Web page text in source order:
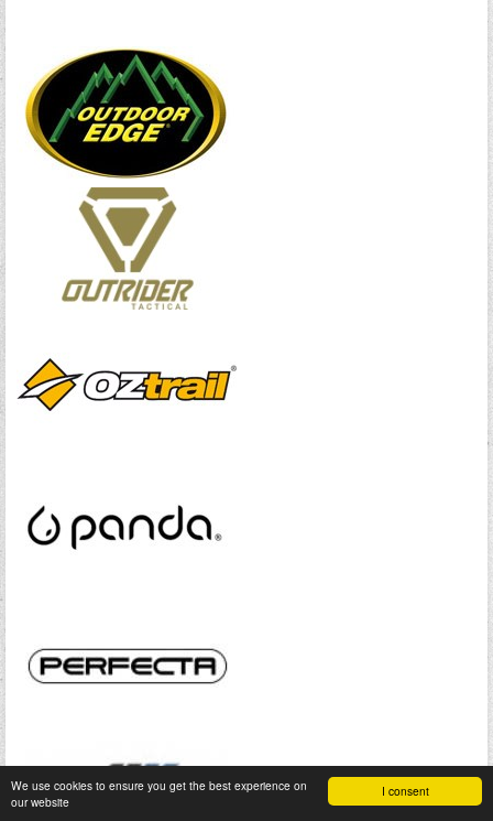
I consent
We use cookies to ensure you get the best experience on
our website